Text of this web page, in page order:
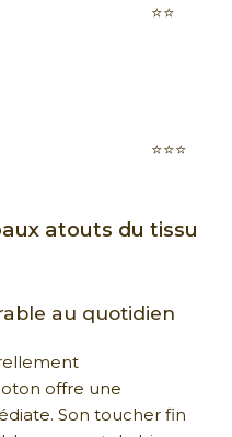
⭐⭐
⭐⭐⭐
atouts du tissu
au quotidien
offre une
Son toucher fin